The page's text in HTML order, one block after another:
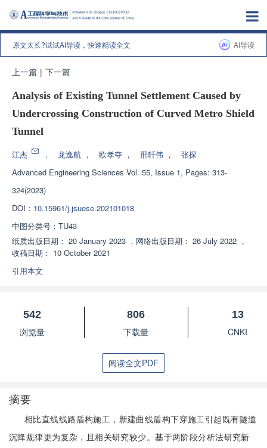
原文太长?试试AI导读，快速精读全文 AI导读
上一篇 | 下一篇
Analysis of Existing Tunnel Settlement Caused by
Undercrossing Construction of Curved Metro Shield
Tunnel
江杰 ， 龙逸航 ， 欧孝夺 ， 邢轩伟 ，
张探
Advanced Engineering Sciences Vol. 55, Issue 1, Pages: 313-
324(2023)
DOI： 10.15961/j.jsuese.202101018
中图分类号： TU43
纸质出版日期： 20 January 2023 ， 网络出版日期： 26 July 2022 ，
收稿日期： 10 October 2021
引用本文
542
浏览量
806
下载量
13
CNKI
阅读全文PDF
摘要
相比直线线路盾构施工，新建曲线盾构下穿施工引起既有隧道
沉降规律更为复杂，且相关研究较少。基于两阶段分析法研究新